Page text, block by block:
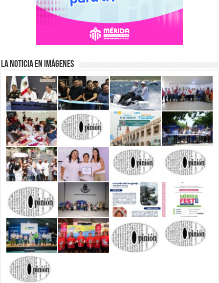
La Noticia en Imágenes